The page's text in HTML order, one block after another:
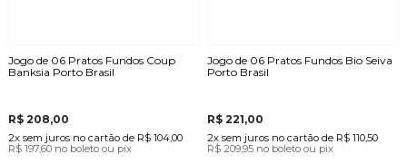
Jogo de 06 Pratos Fundos Coup
Banksia Porto Brasil
R$ 208,00
2x sem juros no cartãode R$ 104,00
R$ 197,60 no boleto ou pix
Jogo de 06 Pratos Fundos Bio Seiva
Porto Brasil
R$ 221,00
2x sem juros no cartão de R$ 110,50
R$ 209,95 no boleto ou pix